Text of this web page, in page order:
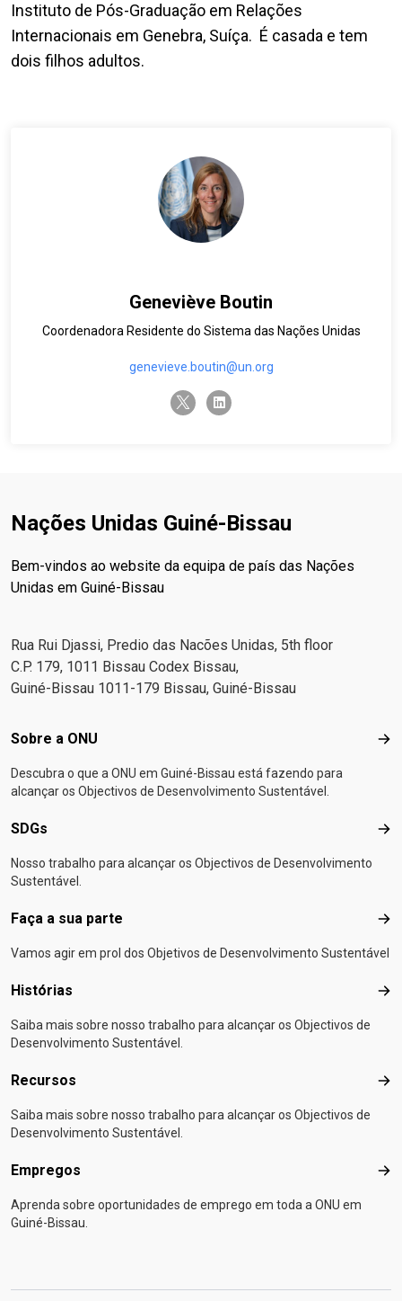
Instituto de Pós-Graduação em Relações
Internacionais em Genebra, Suíça. É casada e tem
dois filhos adultos.
Geneviève Boutin
Coordenadora Residente do Sistema das Nações Unidas
genevieve.boutin@un.org
twitter-x linkedin
Nações Unidas Guiné-Bissau
Bem-vindos ao website da equipa de país das Nações
Unidas em Guiné-Bissau
Rua Rui Djassi, Predio das Nacões Unidas, 5th floor
C.P. 179, 1011 Bissau Codex Bissau,
Guiné-Bissau 1011-179 Bissau, Guiné-Bissau
Footer menu
Sobre a ONU
Descubra o que a ONU em Guiné-Bissau está fazendo para
alcançar os Objectivos de Desenvolvimento Sustentável.
SDGs
Nosso trabalho para alcançar os Objectivos de Desenvolvimento
Sustentável.
Faça a sua parte
Vamos agir em prol dos Objetivos de Desenvolvimento Sustentável
Histórias
Saiba mais sobre nosso trabalho para alcançar os Objectivos de
Desenvolvimento Sustentável.
Recursos
Saiba mais sobre nosso trabalho para alcançar os Objectivos de
Desenvolvimento Sustentável.
Empregos
Aprenda sobre oportunidades de emprego em toda a ONU em
Guiné-Bissau.